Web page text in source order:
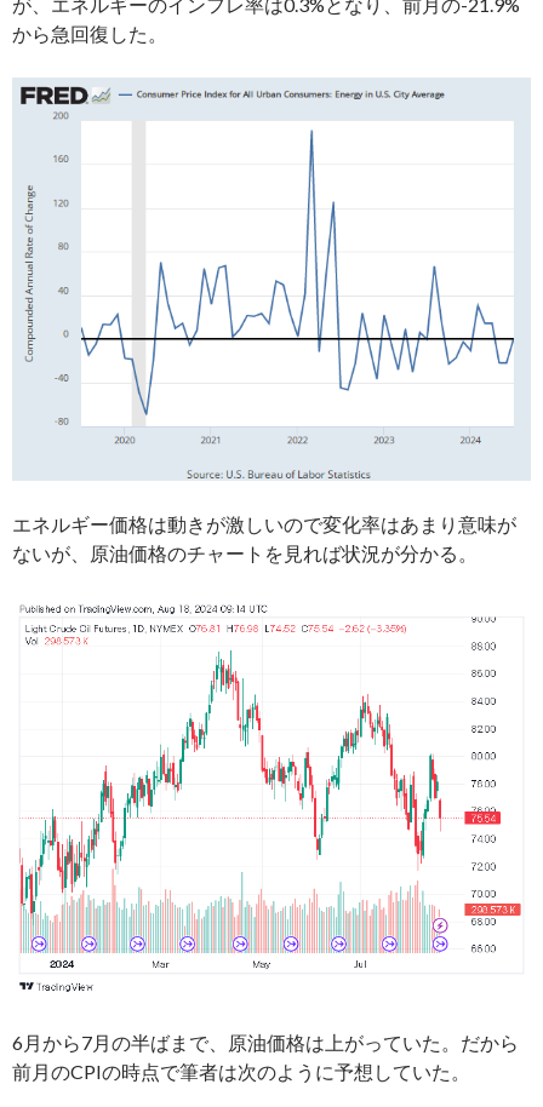
から急回復した。
エネルギー価格は動きが激しいので変化率はあまり意味が
ないが、原油価格のチャートを見れば状況が分かる。
6月から7月の半ばまで、原油価格は上がっていた。だから
前月のCPIの時点で筆者は次のように予想していた。